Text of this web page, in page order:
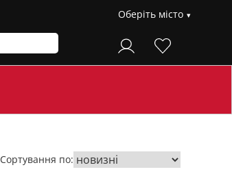
Оберіть місто
Сортування по: